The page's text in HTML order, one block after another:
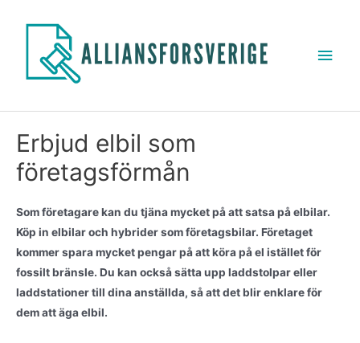
Erbjud elbil som
företagsförmån
Som företagare kan du tjäna mycket på att satsa på elbilar.
Köp in elbilar och hybrider som företagsbilar. Företaget
kommer spara mycket pengar på att köra på el istället för
fossilt bränsle. Du kan också sätta upp laddstolpar eller
laddstationer till dina anställda, så att det blir enklare för
dem att äga elbil.